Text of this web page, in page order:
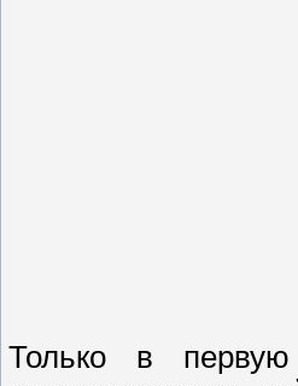
Только в